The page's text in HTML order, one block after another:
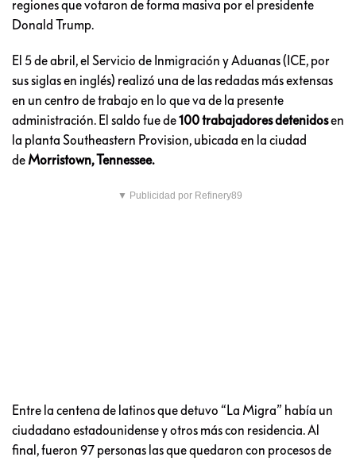
regiones que votaron de forma masiva por el presidente
Donald Trump.
El 5 de abril, el Servicio de Inmigración y Aduanas (ICE, por
sus siglas en inglés) realizó una de las redadas más extensas
en un centro de trabajo en lo que va de la presente
administración. El saldo fue de100 trabajadores detenidosen
la planta Southeastern Provision, ubicada en la ciudad
de Morristown, Tennessee.
▼ Publicidad por Refinery89
Entre la centena de latinos que detuvo “La Migra” había un
ciudadano estadounidense y otros más con residencia. Al
final, fueron 97 personas las que quedaron con procesos de